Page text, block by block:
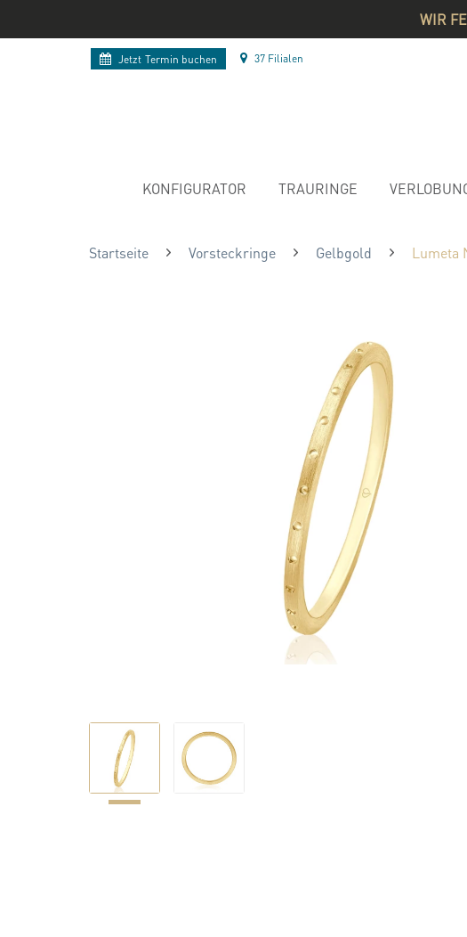
WIR
Jetzt Termin buchen 37 Filialen
KONFIGURATOR TRAURINGE
Startseite Vorsteckringe Gelbgold Lumeta